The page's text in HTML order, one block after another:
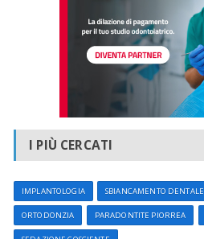
I PIÙ CERCATI
IMPLANTOLOGIA SBIANCAMENTO DENTALE
ORTODONZIA PARADONTITE PIORREA